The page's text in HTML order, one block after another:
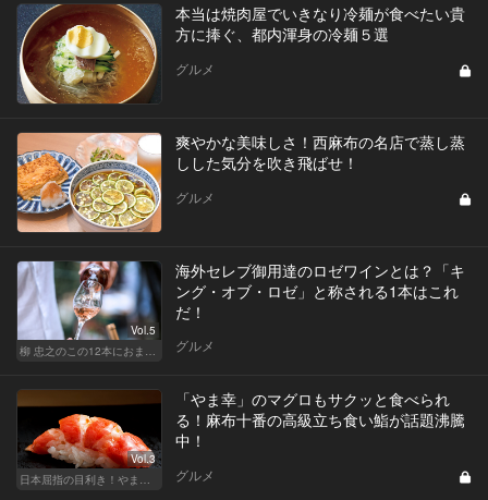
本当は焼肉屋でいきなり冷麺が食べたい貴
方に捧ぐ、都内渾身の冷麺５選
グルメ
爽やかな美味しさ！西麻布の名店で蒸し蒸
しした気分を吹き飛ばせ！
グルメ
Vol.5
柳 忠之のこの12本におまかせ
海外セレブ御用達のロゼワインとは？「キ
ング・オブ・ロゼ」と称される1本はこれ
だ！
グルメ
Vol.3
「やま幸」のマグロもサクッと食べられ
る！麻布十番の高級立ち食い鮨が話題沸騰
中！
グルメ